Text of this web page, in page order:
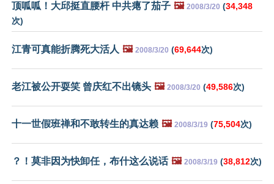
顶呱呱！大邱挺直腰杆 中共瘪了茄子 🖼️ 2008/3/20 (34,348
次)
江青可真能折腾死大活人 🖼️ 2008/3/20 (69,644次)
老江被公开耍笑 曾庆红不出镜头 🖼️ 2008/3/20 (49,586次)
十一世假班禅和不敢转生的真达赖 🖼️ 2008/3/19 (75,504次)
？！莫非因为快卸任，布什这么说话 🖼️ 2008/3/19 (38,812次)